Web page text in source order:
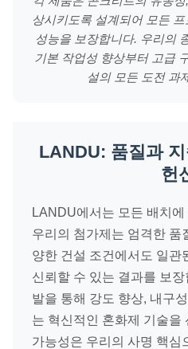
상시키도록 설계되어 모든
성능을 보장합니다. 우리의
기본 작업성 향상부터 고급
설의 모든 도전 과
LANDU: 품질과
헌
LANDU에서는 모든 배치
우리의 첨가제는 엄격한 품
양한 건설 조건에서도 일관
신뢰할 수 있는 결과를 보
발을 통해 강도 향상, 내구
는 혁신적인 혼화제 기술을
가능성은 우리의 사명 핵심